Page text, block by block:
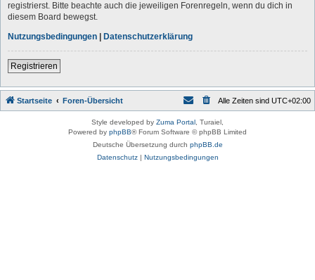
registrierst. Bitte beachte auch die jeweiligen Forenregeln, wenn du dich in
diesem Board bewegst.
Nutzungsbedingungen | Datenschutzerklärung
Registrieren
Startseite Foren-Übersicht Alle Zeiten sind UTC+02:00
Style developed by Zuma Portal , Turaiel,
Powered by phpBB® Forum Software © phpBB Limited
Deutsche Übersetzung durch phpBB.de
Datenschutz| Nutzungsbedingungen